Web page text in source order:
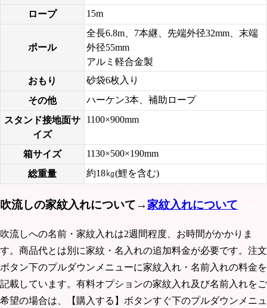
ロープ
15m
ポール
全長6.8m、7本継、先端外径32mm、末端
外径55mm
アルミ軽合金製
おもり
砂袋6枚入り
その他
ハーケン3本、補助ロープ
スタンド接地面サ
イズ
1100×900mm
箱サイズ
1130×500×190mm
総重量
約18㎏(鯉を含む)
吹流しの家紋入れについて→家紋入れについて
吹流しへの名前・家紋入れは2週間程度、お時間がかかりま
す。商品代とは別に家紋・名入れの追加料金が必要です。注文
ボタン下のプルダウンメニューに家紋入れ・名前入れの料金を
記載しています。有料オプションの家紋入れ及び名前入れをご
希望の場合は、【購入する】ボタンすぐ下のプルダウンメニュ